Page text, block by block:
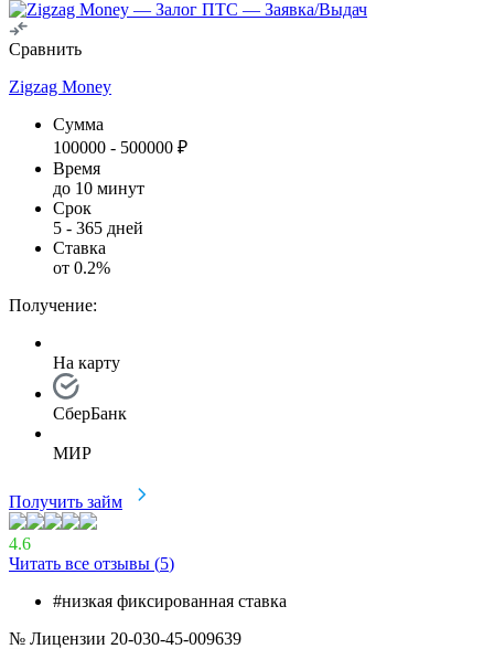
Сравнить
Zigzag Money
Сумма
100000 - 500000 ₽
Время
до 10 минут
Срок
5 - 365 дней
Ставка
от 0.2%
Получение:
На карту
СберБанк
МИР
Получить займ
4.6
Читать все отзывы (5)
#низкая фиксированная ставка
№ Лицензии 20-030-45-009639